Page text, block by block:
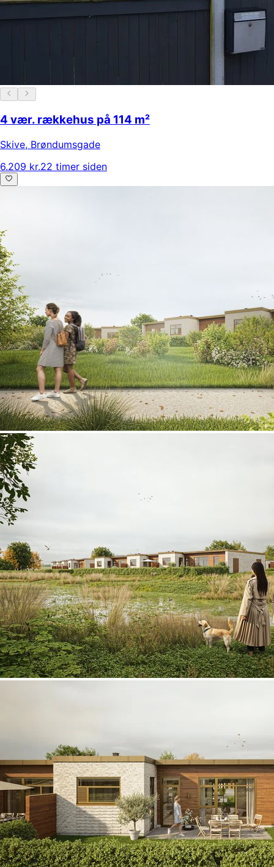
4 vær. rækkehus på 114 m²
Skive, Brøndumsgade
6.209 kr.22 timer siden